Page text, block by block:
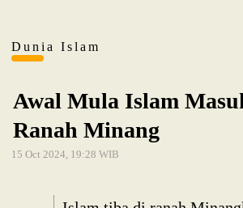
Dunia Islam
Awal Mula Islam
Ranah Minang
15 Oct 2024, 19:28 WIB